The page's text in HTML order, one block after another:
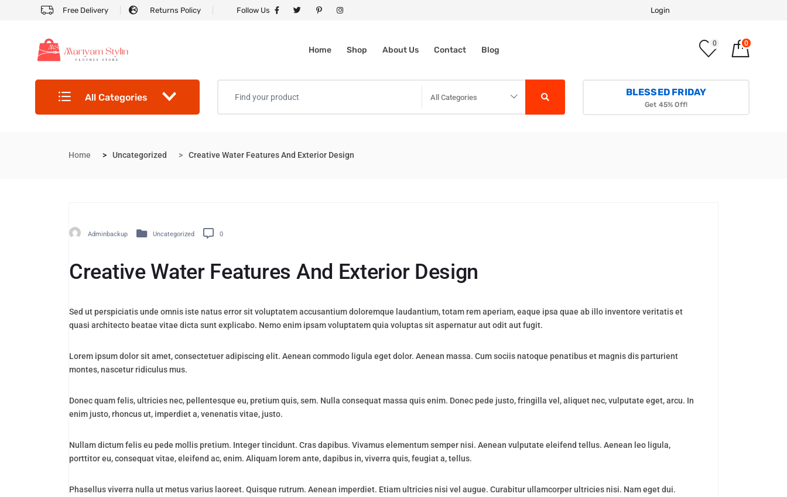
Free Delivery Returns Policy Follow Us Login
Home Shop About Us Contact Blog
0 0
All Categories All Categories BLESSED FRIDAY
Get 45% Off!
Home Uncategorized Creative Water Features And Exterior Design
Adminbackup Uncategorized 0
Creative Water Features And Exterior Design
Sed ut perspiciatis unde omnis iste natus error sit voluptatem accusantium doloremque laudantium, totam rem aperiam, eaque ipsa quae ab illo inventore veritatis et
quasi architecto beatae vitae dicta sunt explicabo. Nemo enim ipsam voluptatem quia voluptas sit aspernatur aut odit aut fugit.
Lorem ipsum dolor sit amet, consectetuer adipiscing elit. Aenean commodo ligula eget dolor. Aenean massa. Cum sociis natoque penatibus et magnis dis parturient
montes, nascetur ridiculus mus.
Donec quam felis, ultricies nec, pellentesque eu, pretium quis, sem. Nulla consequat massa quis enim. Donec pede justo, fringilla vel, aliquet nec, vulputate eget, arcu. In
enim justo, rhoncus ut, imperdiet a, venenatis vitae, justo.
Nullam dictum felis eu pede mollis pretium. Integer tincidunt. Cras dapibus. Vivamus elementum semper nisi. Aenean vulputate eleifend tellus. Aenean leo ligula,
porttitor eu, consequat vitae, eleifend ac, enim. Aliquam lorem ante, dapibus in, viverra quis, feugiat a, tellus.
Phasellus viverra nulla ut metus varius laoreet. Quisque rutrum. Aenean imperdiet. Etiam ultricies nisi vel augue. Curabitur ullamcorper ultricies nisi. Nam eget dui.